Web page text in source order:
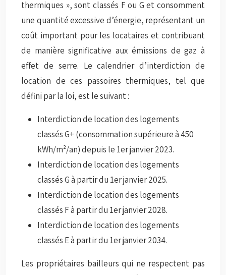
thermiques », sont classés F ou G et consomment
une quantité excessive d’énergie, représentant un
coût important pour les locataires et contribuant
de manière significative aux émissions de gaz à
effet de serre. Le calendrier d’interdiction de
location de ces passoires thermiques, tel que
défini par la loi, est le suivant :
Interdiction de location des logements
classés G+ (consommation supérieure à 450
kWh/m²/an) depuis le 1er janvier 2023.
Interdiction de location des logements
classés G à partir du 1er janvier 2025.
Interdiction de location des logements
classés F à partir du 1er janvier 2028.
Interdiction de location des logements
classés E à partir du 1er janvier 2034.
Les propriétaires bailleurs qui ne respectent pas